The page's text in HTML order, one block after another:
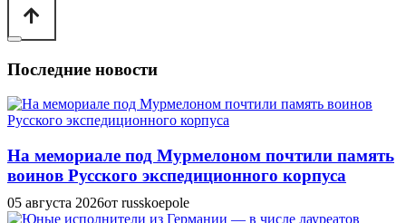
Последние новости
На мемориале под Мурмелоном почтили память
воинов Русского экспедиционного корпуса
05 августа 2026от russkoepole